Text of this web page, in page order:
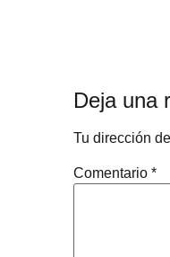
Deja una
Tu dirección
Comentario *